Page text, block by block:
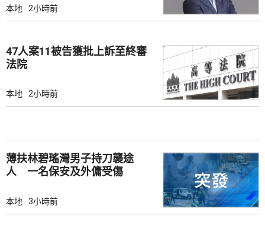
本地 2小時前
47人案11被告獲批上訴至終審
法院
本地 2小時前
薄扶林碧瑤灣男子持刀襲途
人 一名保安及外傭受傷
本地 3小時前